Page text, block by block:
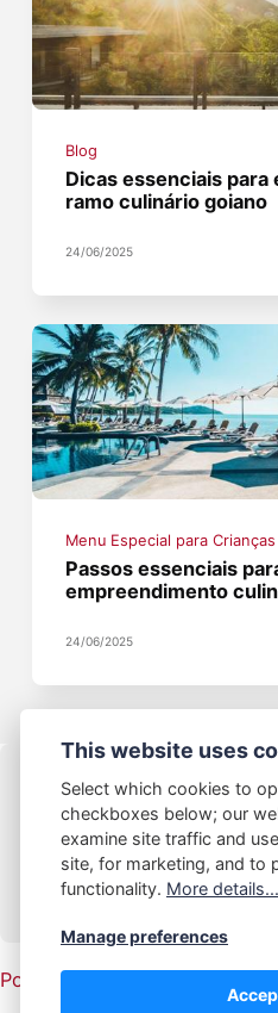
Blog
Dicas essenciais
ramo culinário goiano
24/06/2025
Menu Especial para Crianças
Passos essenciais
empreendimento
24/06/2025
© 2025
Política de Privacidade
This website uses
Select which cookies to
checkboxes below; our
examine site traffic and
site, for marketing, and to
functionality. More details...
Manage preferences